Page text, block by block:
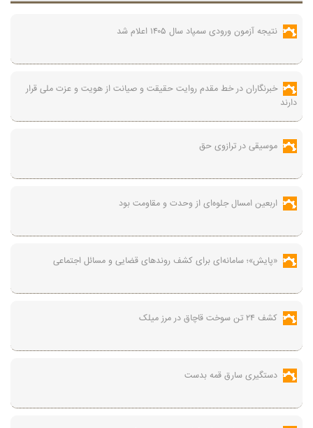
نتیجه آزمون ورودی سمپاد سال ۱۴۰۵ اعلام شد
خبرنگاران در خط مقدم روایت حقیقت و صیانت از هویت و عزت ملی قرار
دارند
موسیقی در ترازوی حق
اربعین امسال جلوه‌ای از وحدت و مقاومت بود
«پایش»؛ سامانه‌ای برای کشف روندهای قضایی و مسائل اجتماعی
کشف ۲۴ تن سوخت قاچاق در مرز میلک
دستگیری سارق قمه بدست